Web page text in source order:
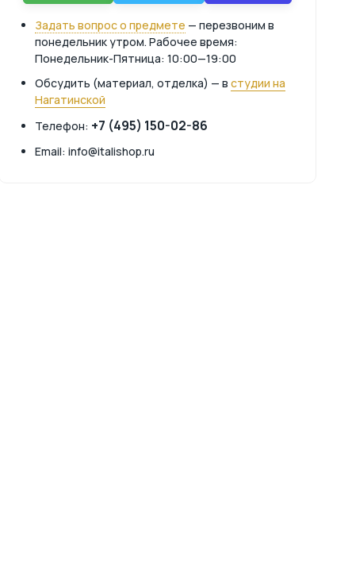
Задать вопрос о предмете — перезвоним в
понедельник утром. Рабочее время:
Понедельник-Пятница: 10:00—19:00
Обсудить (материал, отделка) — в студии на
Нагатинской
Телефон: +7 (495) 150-02-86
Email: info@italishop.ru